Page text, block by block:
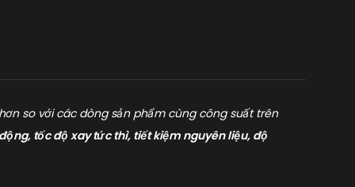
so với các dòng sản phẩm cùng công suất trên
tốc độ xay tức thì, tiết kiệm nguyên liệu, độ